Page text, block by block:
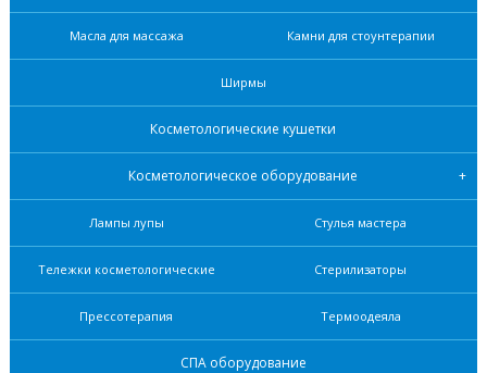
Масла для массажа Камни для стоунтерапии
Ширмы
Косметологические кушетки
Косметологическое оборудование
Лампы лупы Стулья мастера
Тележки косметологические Стерилизаторы
Прессотерапия Термоодеяла
СПА оборудование